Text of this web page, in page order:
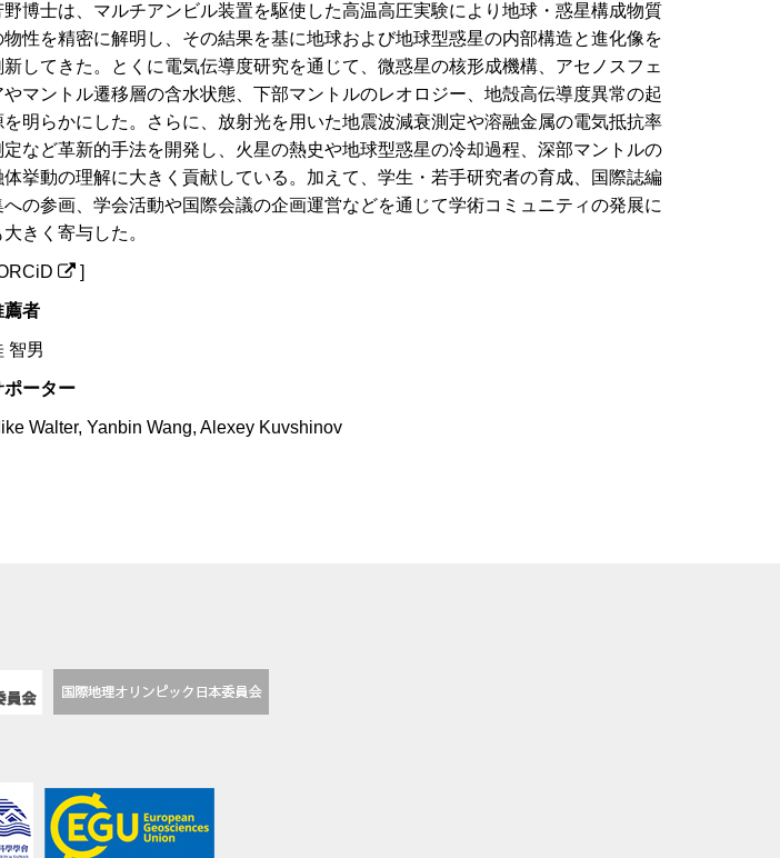
野博士は、マルチアンビル装置を駆使した高温高圧実験により地球・惑星構成物質
物性を精密に解明し、その結果を基に地球および地球型惑星の内部構造と進化像を
新してきた。とくに電気伝導度研究を通じて、微惑星の核形成機構、アセノスフェ
やマントル遷移層の含水状態、下部マントルのレオロジー、地殻高伝導度異常の起
を明らかにした。さらに、放射光を用いた地震波減衰測定や溶融金属の電気抵抗率
定など革新的手法を開発し、火星の熱史や地球型惑星の冷却過程、深部マントルの
体挙動の理解に大きく貢献している。加えて、学生・若手研究者の育成、国際誌編
への参画、学会活動や国際会議の企画運営などを通じて学術コミュニティの発展に
大きく寄与した。
]
薦者
智男
ポーター
Walter, Yanbin Wang, Alexey Kuvshinov